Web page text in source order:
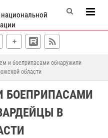
и боеприпасами обнаружили
области
БОЕПРИПАСАМИ
В